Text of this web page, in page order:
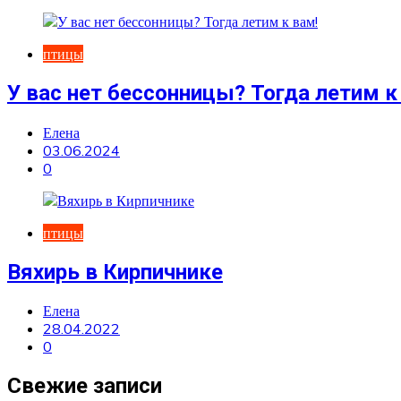
птицы
У вас нет бессонницы? Тогда летим
Елена
03.06.2024
0
птицы
Вяхирь в Кирпичнике
Елена
28.04.2022
0
Свежие записи